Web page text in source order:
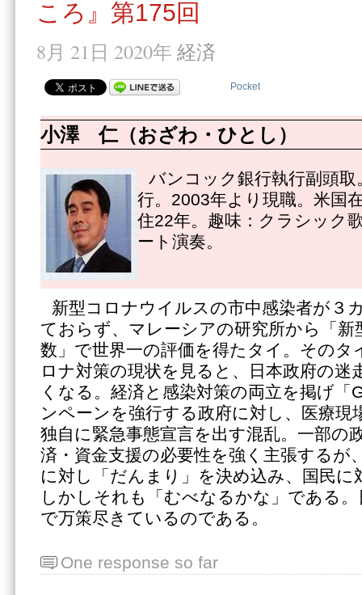
ころ』第175回
8月 21日 2020年 経済
Pocket
小澤 仁（おざわ・ひとし）
バンコック銀行執行副頭
行。2003年より現職。米国
住22年。趣味：クラシック
ート演奏。
新型コロナウイルスの市中感染者が３
ておらず、マレーシアの研究所から「新
数」で世界一の評価を得たタイ。そのタ
ロナ対策の現状を見ると、日本政府の迷
くなる。経済と感染対策の両立を掲げ「
ンペーンを強行する政府に対し、医療現
独自に緊急事態宣言を出す混乱。一部の
済・資金支援の必要性を強く主張するが
に対し「だんまり」を決め込み、国民に
しかしそれも「むべなるかな」である
で万策尽きているのである。
One response so far